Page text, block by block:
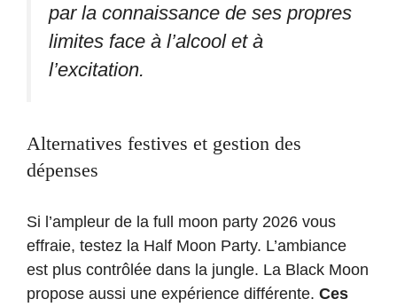
par la connaissance de ses propres
limites face à l’alcool et à
l’excitation.
Alternatives festives et gestion des
dépenses
Si l’ampleur de la full moon party 2026 vous
effraie, testez la Half Moon Party. L’ambiance
est plus contrôlée dans la jungle. La Black Moon
propose aussi une expérience différente. Ces